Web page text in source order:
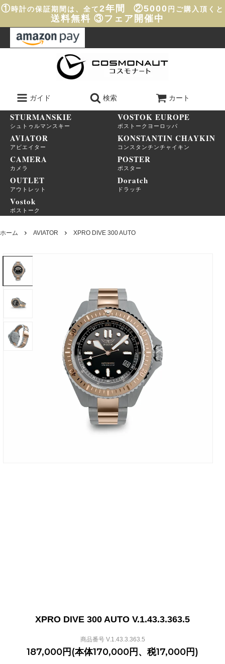
① 時計の保証期間は、全て2年間 ②5000 円ご購入頂くと
送料無料 ③フェア開催中
ガイド 検索 カート
STURMANSKIE
シュトゥルマンスキー
VOSTOK EUROPE
ボストークヨーロッパ
AVIATOR
アビエイター
KONSTANTIN CHAYKIN
コンスタンチンチャイキン
CAMERA
カメラ
POSTER
ポスター
OUTLET
アウトレット
Doratch
ドラッチ
Vostok
ボストーク
ホーム AVIATOR XPRO DIVE 300 AUTO
XPRO DIVE 300 AUTO V.1.43.3.363.5
商品番号 V.1.43.3.363.5
187,000円(本体170,000円、税17,000円)